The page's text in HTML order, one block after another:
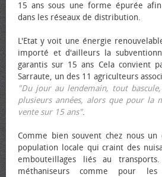
15 ans sous une forme épurée
dans les réseaux de distribution.
L'Etat y voit une énergie
importé et d'ailleurs la
garantis sur 15 ans Cela convient
Sarraute, un des 11 agriculteurs
"Du jour au lendemain, tout
plusieurs années, alors que pour la
vente sur 15 ans".
Comme bien souvent chez nous
population locale qui craint des
embouteillages liés au
méthaniseurs comme pour